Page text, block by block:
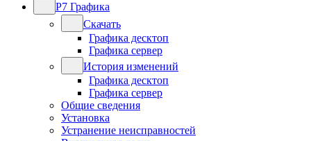
Р7 Графика
Скачать
Графика десктоп
Графика сервер
История изменений
Графика десктоп
Графика сервер
Общие сведения
Установка
Устранение неисправностей